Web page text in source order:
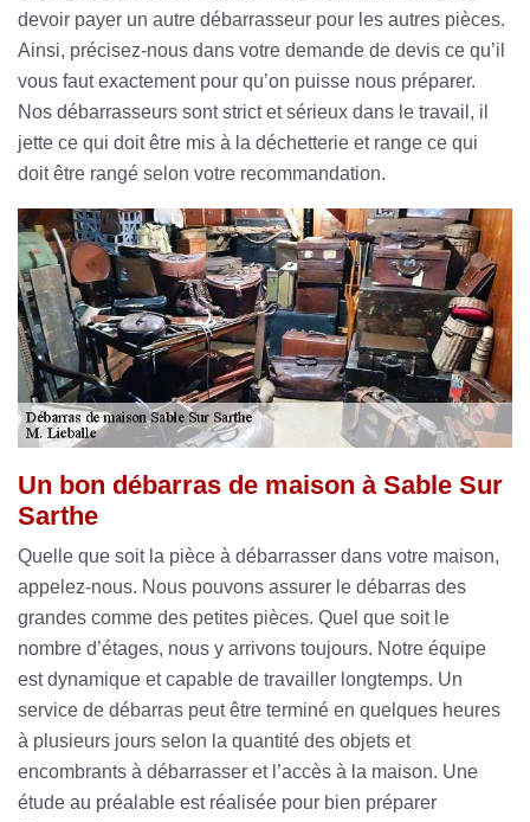
devoir payer un autre débarrasseur pour les autres pièces.
Ainsi, précisez-nous dans votre demande de devis ce qu’il
vous faut exactement pour qu’on puisse nous préparer.
Nos débarrasseurs sont strict et sérieux dans le travail, il
jette ce qui doit être mis à la déchetterie et range ce qui
doit être rangé selon votre recommandation.
Un bon débarras de maison à Sable Sur
Sarthe
Quelle que soit la pièce à débarrasser dans votre maison,
appelez-nous. Nous pouvons assurer le débarras des
grandes comme des petites pièces. Quel que soit le
nombre d’étages, nous y arrivons toujours. Notre équipe
est dynamique et capable de travailler longtemps. Un
service de débarras peut être terminé en quelques heures
à plusieurs jours selon la quantité des objets et
encombrants à débarrasser et l’accès à la maison. Une
étude au préalable est réalisée pour bien préparer